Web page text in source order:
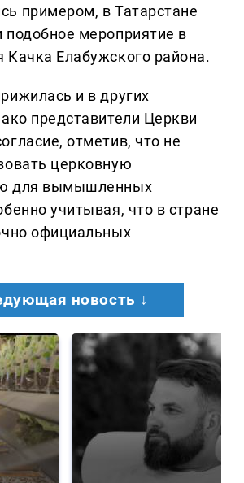
примером, в Татарстане
подобное мероприятие в
Качка Елабужского района.
и в других
представители Церкви
отметив, что не
церковную
для вымышленных
учитывая, что в стране
официальных
новость ↓